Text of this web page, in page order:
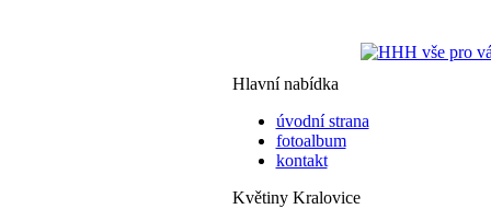
Hlavní nabídka
úvodní strana
fotoalbum
kontakt
Květiny Kralovice